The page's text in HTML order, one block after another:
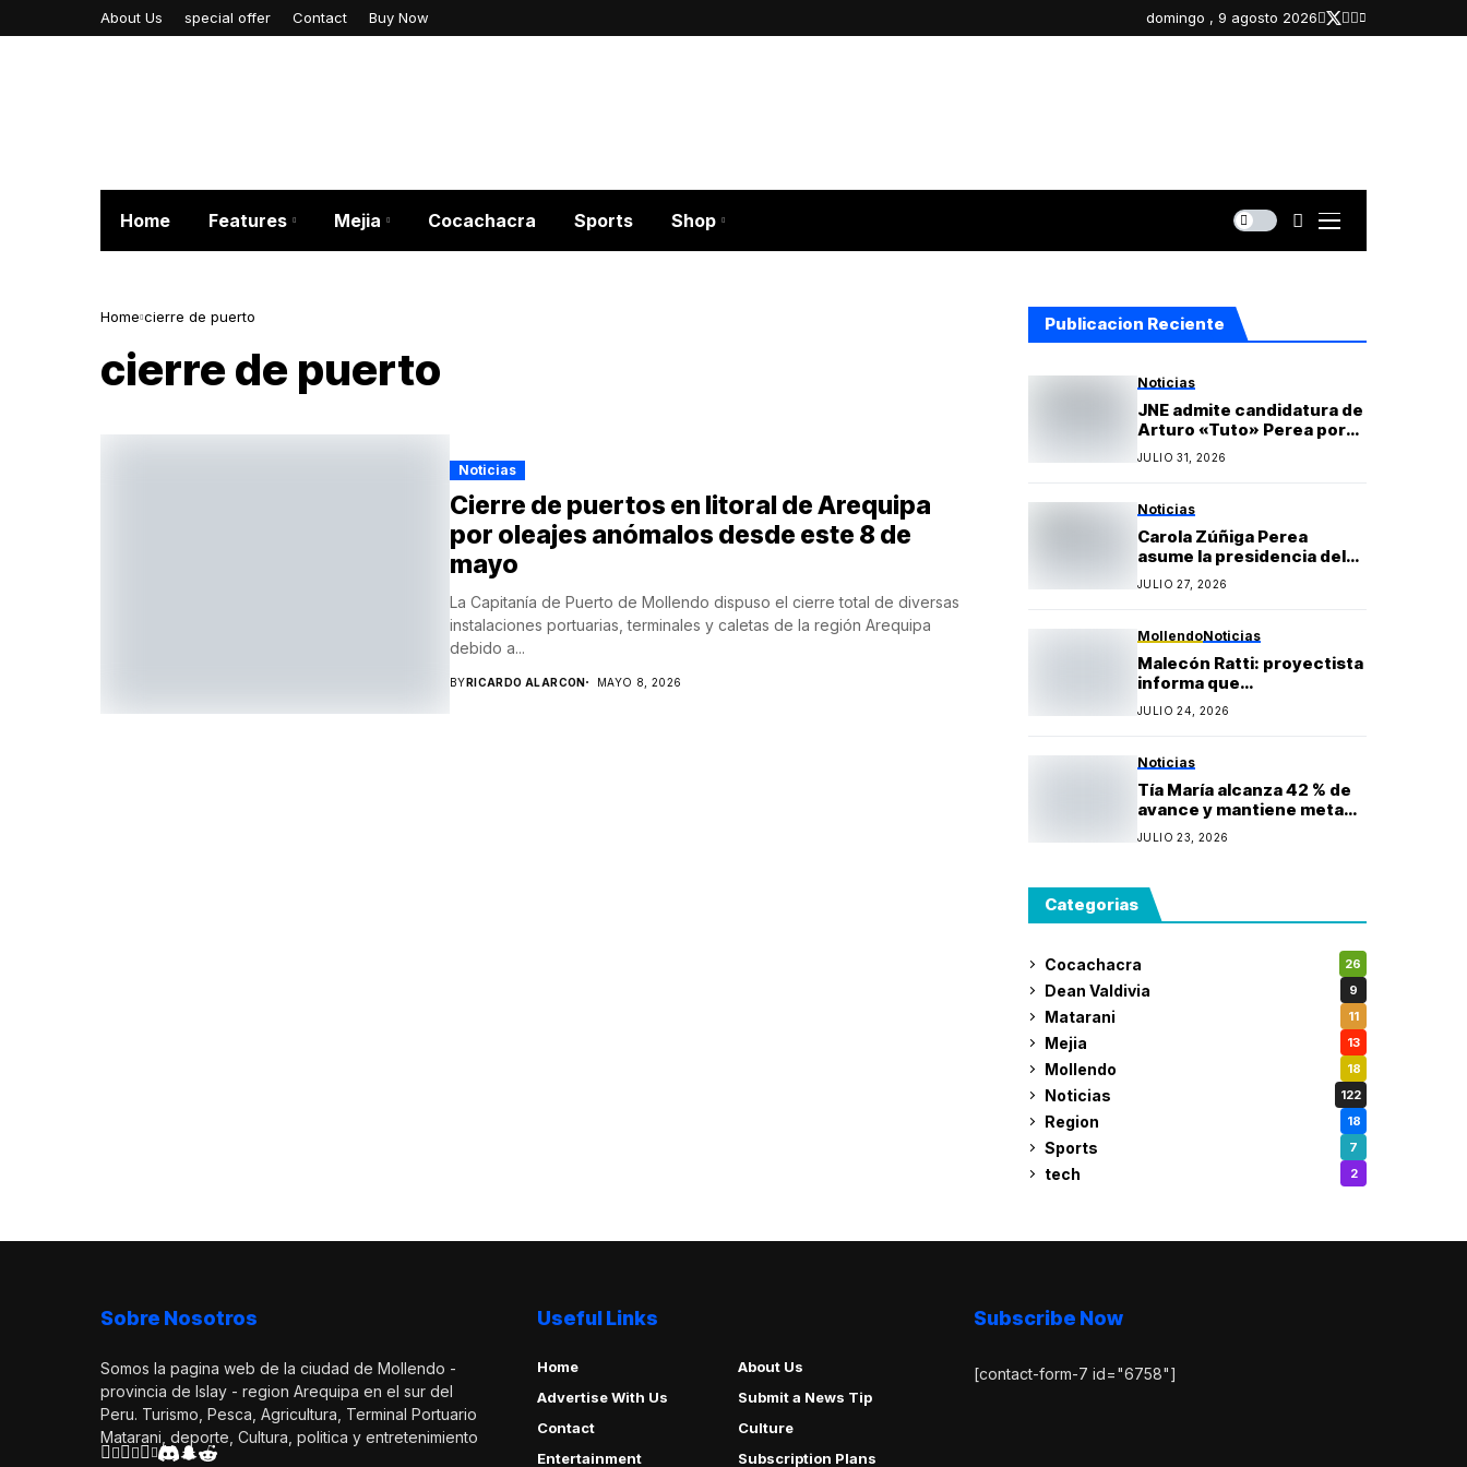
About Us special offer Contact Buy Now domingo , 9 agosto 2026
Home Features Mejia Cocachacra Sports Shop
Home cierre de puerto
cierre de puerto
Noticias
Cierre de puertos en litoral de Arequipa
por oleajes anómalos desde este 8 de
mayo
La Capitanía de Puerto de Mollendo dispuso el cierre total de diversas
instalaciones portuarias, terminales y caletas de la región Arequipa
debido a...
BYRICARDO ALARCON MAYO 8, 2026
Publicacion Reciente
Noticias
JNE admite candidatura de
Arturo «Tuto» Perea por
Islay y oficializa lista
regional de Yo Arequipa
Gonzales
JULIO 31, 2026
Noticias
Carola Zúñiga Perea
asume la presidencia del
Rotary Club Puerto Bravo
Mollendo y anuncia
provincia de Islay
JULIO 27, 2026
MollendoNoticias
Malecón Ratti: proyectista
informa que
observaciones técnicas
mantienen paralizada la
agosto
JULIO 24, 2026
Noticias
Tía María alcanza 42 % de
avance y mantiene meta
de iniciar producción
durante 2027
JULIO 23, 2026
Categorias
Cocachacra 26
Dean Valdivia 9
Matarani 11
Mejia 13
Mollendo 18
Noticias 122
Region 18
Sports 7
tech 2
Sobre Nosotros
Somos la pagina web de la ciudad de Mollendo -
provincia de Islay - region Arequipa en el sur del
Peru. Turismo, Pesca, Agricultura, Terminal Portuario
Matarani, deporte, Cultura, politica y entretenimiento
Useful Links
Home
About Us
Advertise With Us
Submit a News Tip
Contact
Culture
Entertainment
Subscription Plans
Subscribe Now
[contact-form-7 id="6758"]